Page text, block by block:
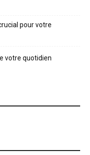
pour votre
votre quotidien